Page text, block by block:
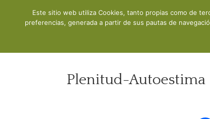
Inicio
Plenitud-Autoestima
Este sitio web utiliza Cookies, tanto propias como de
preferencias, generada a partir de sus pautas de